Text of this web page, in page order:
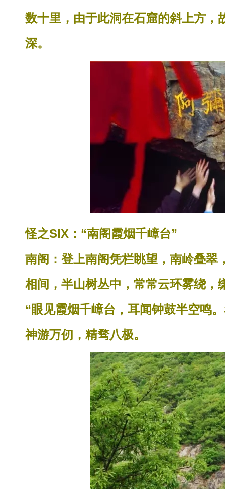
数十里，由于此洞在石窟的斜上方，
深。
怪之SIX：“南阁霞烟千嶂台”
南阁：登上南阁凭栏眺望，南岭叠翠
相间，半山树丛中，常常云环雾绕，
“眼见霞烟千嶂台，耳闻钟鼓半空鸣
神游万仞，精骛八极。